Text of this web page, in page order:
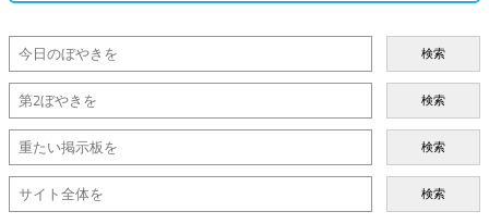
検索
検索
検索
検索